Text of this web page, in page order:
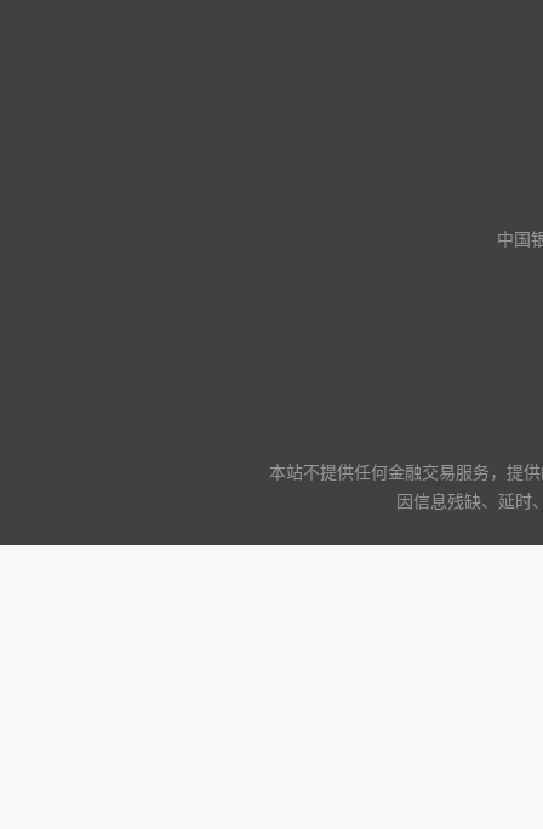
中国
本站不提供任何金融交易服务，提
因信息残缺、延时